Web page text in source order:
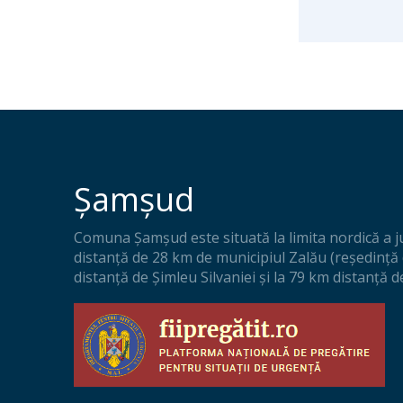
Șamșud
Comuna Șamșud este situată la limita nordică a
distanţă de 28 km de municipiul Zalău (reşedinţă
distanţă de Şimleu Silvaniei şi la 79 km distanţă